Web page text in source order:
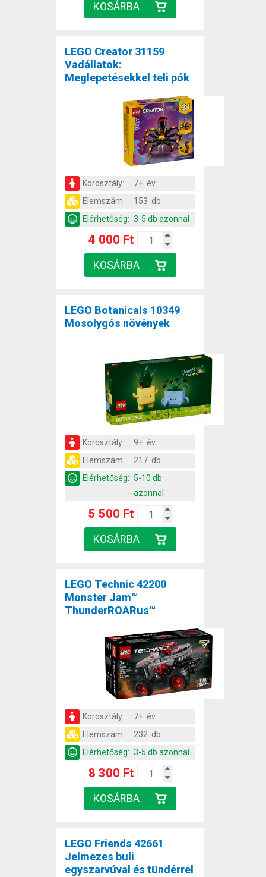
LEGO Creator 31159
Vadállatok:
Meglepetésekkel teli pók
Korosztály:
7+ év
Elemszám:
153 db
Elérhetőség: 3-5 db azonnal
4 000 Ft
LEGO Botanicals 10349
Mosolygós növények
Korosztály:
9+ év
Elemszám:
217 db
Elérhetőség: 5-10 db
azonnal
5 500 Ft
LEGO Technic 42200
Monster Jam™
ThunderROARus™
Korosztály:
7+ év
Elemszám:
232 db
Elérhetőség: 3-5 db azonnal
8 300 Ft
LEGO Friends 42661
Jelmezes buli
egyszarvúval és tündérrel